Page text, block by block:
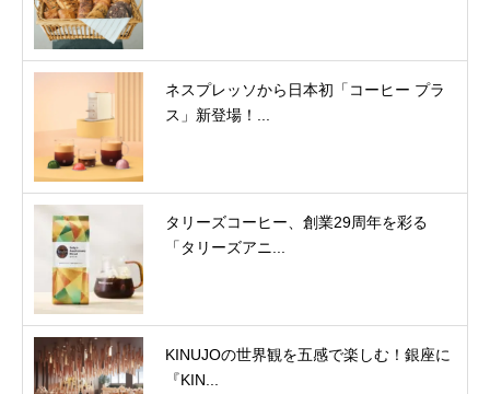
ネスプレッソから日本初「コーヒー プラ
ス」新登場！...
タリーズコーヒー、創業29周年を彩る
「タリーズアニ...
KINUJOの世界観を五感で楽しむ！銀座に
『KIN...